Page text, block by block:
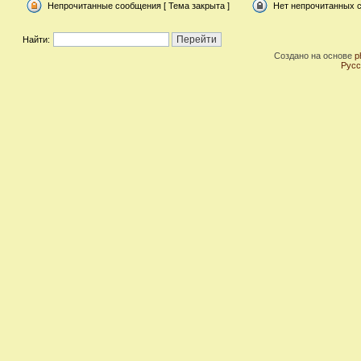
Непрочитанные сообщения [ Тема закрыта ]
Нет непрочитанных
Найти:
Создано на основе